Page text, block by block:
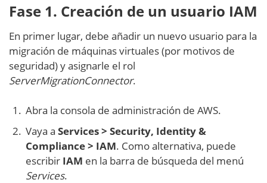
Fase 1. Creación de un usuario IAM
En primer lugar, debe añadir un nuevo usuario para la
migración de máquinas virtuales (por motivos de
seguridad) y asignarle el rol
ServerMigrationConnector.
Abra la consola de administración de AWS.
Vaya a Services > Security, Identity &
Compliance > IAM. Como alternativa, puede
escribir IAM en la barra de búsqueda del menú
Services.